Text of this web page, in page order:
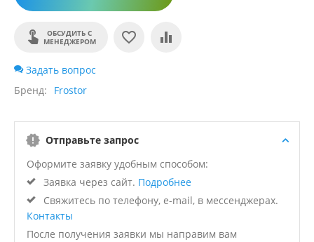
ОБСУДИТЬ С
МЕНЕДЖЕРОМ
Задать вопрос
Бренд
Frostor
Отправьте запрос
Оформите заявку удобным способом:
Заявка через сайт. Подробнее
Свяжитесь по телефону, e-mail, в мессенджерах.
Контакты
После получения заявки мы направим вам